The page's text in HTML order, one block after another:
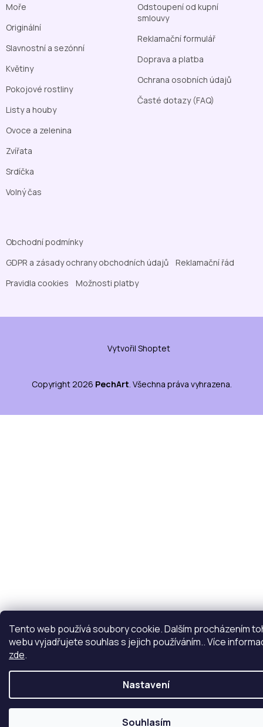
Tento web používá soubory cookie. Dalším procházením
webu vyjadřujete souhlas s jejich používáním.. Více
zde.
Nastavení
Souhlasím
Moře
Originální
Slavnostní a sezónní
Květiny
Pokojové rostliny
Listy a houby
Ovoce a zelenina
Zvířata
Srdíčka
Volný čas
Odstoupení od kupní
smlouvy
Reklamační formulář
Doprava a platba
Ochrana osobních údajů
Časté dotazy (FAQ)
Obchodní podmínky
GDPR a zásady ochrany obchodních údajů
Reklamační řád
Pravidla cookies
Možnosti platby
Vytvořil Shoptet
Copyright 2026 PechArt . Všechna práva vyhrazena.